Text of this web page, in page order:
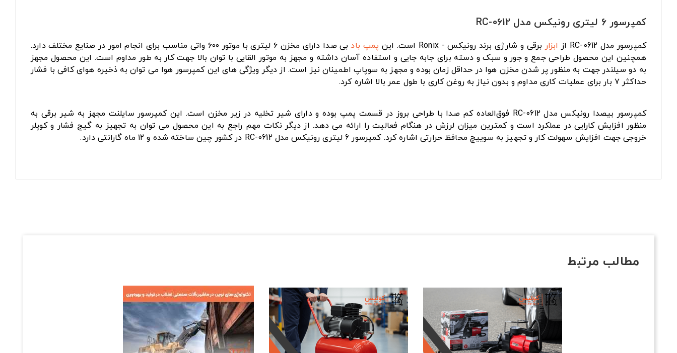
کمپرسور 6 لیتری رونیکس مدل RC-0612
کمپرسور مدل RC-0612 از ابزار برقی و شارژی برند رونیکس - Ronix است. این پمپ باد
بی صدا دارای مخزن ۶ لیتری با موتور ۶۰۰ واتی مناسب برای انجام امور در صنایع مختلف دارد.
همچنین این محصول طراحی جمع و جور و سبک و دسته برای جابه جایی و استفاده آسان داشته و مجهز به موتور القایی با توان بالا جهت کار به طور مداوم است. این محصول مجهز
به دو سیلندر جهت به منظور پر شدن مخزن هوا در حداقل زمان بوده و مجهز به سوپاپ اطمینان نیز است. از دیگر ویژگی های این کمپرسور هوا می توان به ذخیره هوای کافی با فشار
حداکثر ۷ بار برای عملیات کاری مداوم و بدون نیاز به روغن کاری با طول عمر بالا اشاره کرد.
کمپرسور بیصدا رونیکس مدل RC-0612 فوق‌العاده کم صدا با طراحی بروز در قسمت پمپ بوده و دارای شیر تخلیه در زیر مخزن است. این کمپرسور سایلنت مجهز به شیر برقی به
منظور افزایش کارایی در عملکرد است و کمترین میزان لرزش در هنگام فعالیت را ارائه می دهد. از دیگر نکات مهم راجع به این محصول می توان به تجهیز به گیج فشار و کوپلر
خروجی جهت افزایش سهولت کار و تجهیز به سوییچ محافظ حرارتی اشاره کرد. کمپرسور 6 لیتری رونیکس مدل RC-0612 در کشور چین ساخته شده و ۱۲ ماه گارانتی دارد.
مطالب مرتبط